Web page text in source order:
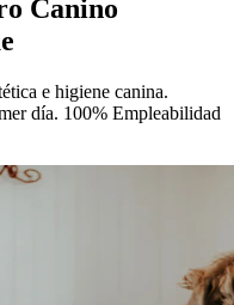
Canino
e higiene canina.
día. 100% Empleabilidad